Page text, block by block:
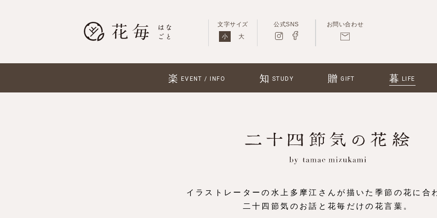
文字サイズ
小
大
公式SNS お問い合わせ
楽 EVENT / INFO 知 STUDY 贈 GIFT 暮 LIFE
イラストレーターの水上多摩江さんが描いた季節の花に合
二十四節気のお話と花毎だけの花言葉。